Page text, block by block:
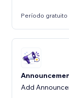
Período gratuito
Add